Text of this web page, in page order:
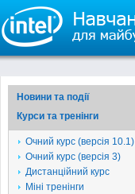
Новини та події
Курси та тренінги
Очний курс (версія 10.1)
Очний курс (версія 3)
Дистанційний курс
Міні тренінги